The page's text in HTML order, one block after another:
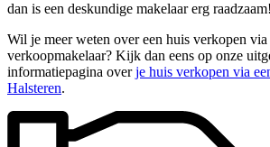
dan is een deskundige makelaar erg raadzaam!
Wil je meer weten over een huis verkopen via
verkoopmakelaar? Kijk dan eens op onze
informatiepagina overje huis verkopen via
Halsteren.